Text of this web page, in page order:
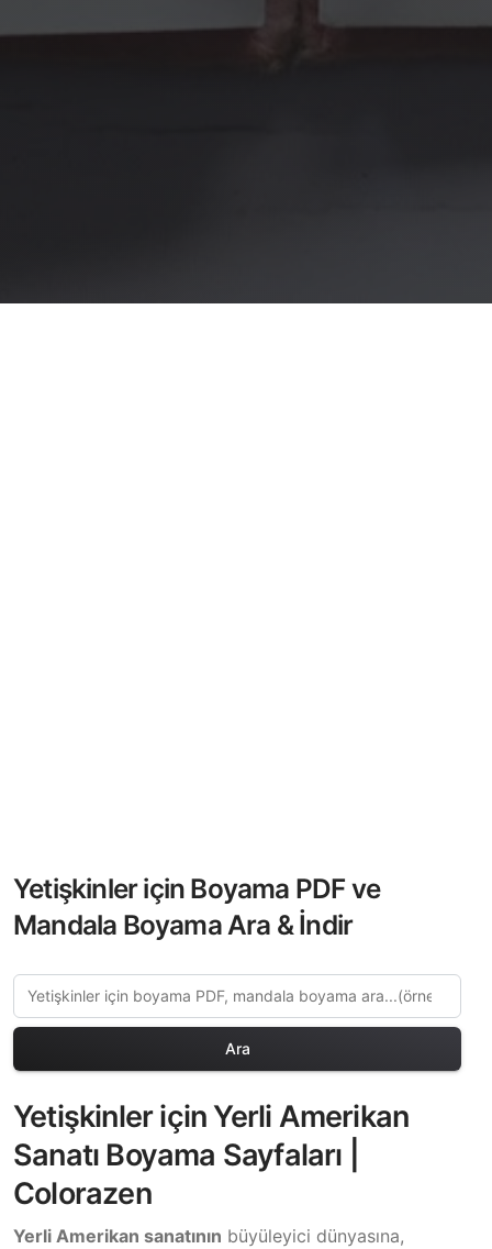
Yetişkinler için Boyama PDF ve
Mandala Boyama Ara & İndir
Ara
Yetişkinler için Yerli Amerikan
Sanatı Boyama Sayfaları |
Colorazen
Yerli Amerikan sanatının büyüleyici dünyasına,